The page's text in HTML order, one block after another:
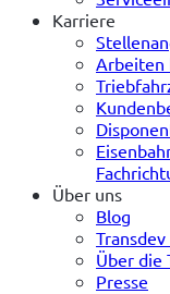
Karriere
Arbeiten
Über uns
Blog
Über die
Presse